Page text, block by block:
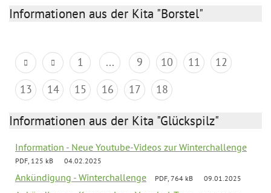
Informationen aus der Kita "Borstel"
1 ... 9 10 11
12
13
14 15 16 17 18
Informationen aus der Kita "Glückspilz"
Information - Neue Youtube-Videos zur Winterchallenge
PDF, 125 kB 04.02.2025
Ankündigung - Winterchallenge PDF, 764 kB 09.01.2025